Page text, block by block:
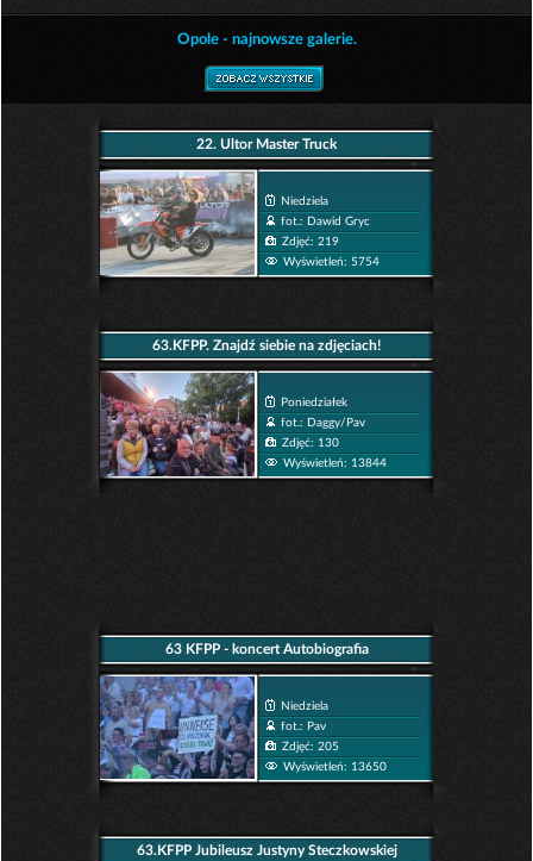
Opole - najnowsze galerie.
22. Ultor Master Truck
Niedziela
fot.: Dawid Gryc
Zdjęć: 219
Wyświetleń: 5754
63.KFPP. Znajdź siebie na zdjęciach!
Poniedziałek
fot.: Daggy/Pav
Zdjęć: 130
Wyświetleń: 13844
63 KFPP - koncert Autobiografia
Niedziela
fot.: Pav
Zdjęć: 205
Wyświetleń: 13650
63.KFPP Jubileusz Justyny Steczkowskiej